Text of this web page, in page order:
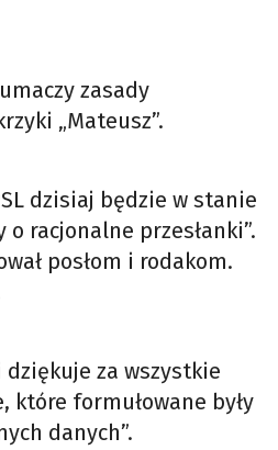
zasady
„Mateusz”.
dzisiaj będzie w stanie
racjonalne przesłanki”.
posłom i rodakom.
za wszystkie
które formułowane były
danych”.